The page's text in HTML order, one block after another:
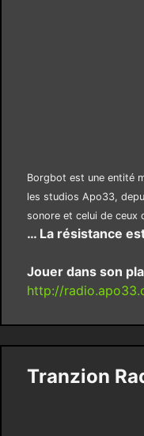
Borgbot est une entité
les studios Apo33,
sonore et celui de ceux
… La résistance
Jouer dans son
http://
Tranzion